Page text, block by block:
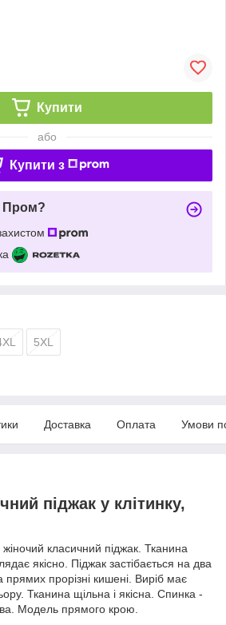
Купити
або
Купити з
Пром?
5XL
Доставка Оплата Умови
піджак у клітинку,
класичний піджак. Тканина
якісно. Піджак застібається на два
прямих прорізні кишені. Виріб має
Тканина щільна і якісна. Спинка -
Модель прямого крою.